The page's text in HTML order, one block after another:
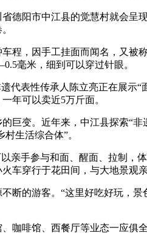
省德阳市中江县的觉慧村就会
程，因手工挂面而闻名，又被
毫米，细到可以穿过针眼。
代表性传承人陈立亮正在展示
年可以卖近5万斤面。
巨变。近年来，中江县探索“
生活综合体”。
亲手参与和面、醒面、拉制，
车穿行于花田间，与大地景观亲
断的游客。“这里好吃好玩，
咖啡馆、西餐厅等业态一应俱